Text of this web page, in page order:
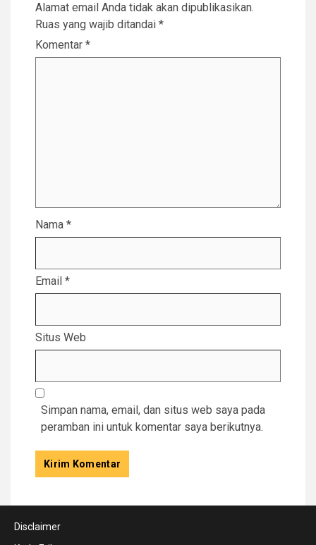
Alamat email Anda tidak akan dipublikasikan.
Ruas yang wajib ditandai *
Komentar *
Nama *
Email *
Situs Web
Simpan nama, email, dan situs web saya pada
peramban ini untuk komentar saya berikutnya.
Disclaimer